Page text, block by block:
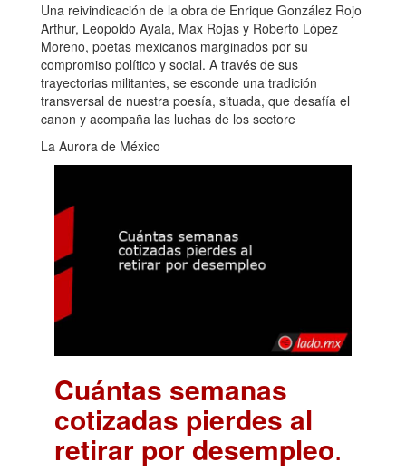
Una reivindicación de la obra de Enrique González Rojo
Arthur, Leopoldo Ayala, Max Rojas y Roberto López
Moreno, poetas mexicanos marginados por su
compromiso político y social. A través de sus
trayectorias militantes, se esconde una tradición
transversal de nuestra poesía, situada, que desafía el
canon y acompaña las luchas de los sectore
La Aurora de México
Cuántas semanas
cotizadas pierdes al
retirar por desempleo.